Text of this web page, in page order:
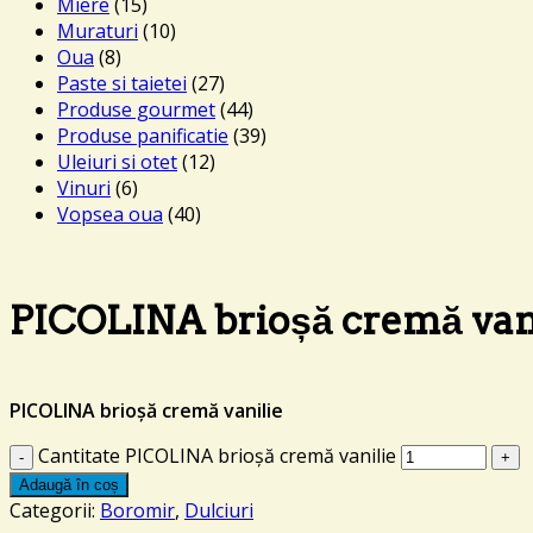
Muraturi (10)
Oua (8)
Paste si taietei (27)
Produse gourmet(44)
Produse panificatie (39)
Uleiuri si otet(12)
Vinuri (6)
Vopsea oua (40)
PICOLINA brioșă cremă
PICOLINA brioșă cremă vanilie
Cantitate PICOLINA brioșă cremă vanilie
Adaugă în coș
Categorii: Boromir, Dulciuri